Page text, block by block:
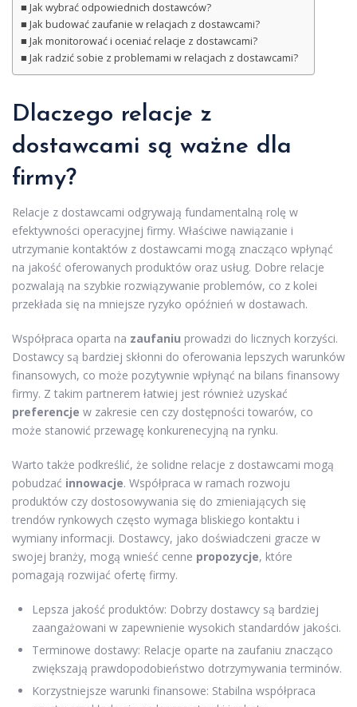
Jak wybrać odpowiednich dostawców?
Jak budować zaufanie w relacjach z dostawcami?
Jak monitorować i oceniać relacje z dostawcami?
Jak radzić sobie z problemami w relacjach z dostawcami?
Dlaczego relacje z
dostawcami są ważne dla
firmy?
Relacje z dostawcami odgrywają fundamentalną rolę w
efektywności operacyjnej firmy. Właściwe nawiązanie i
utrzymanie kontaktów z dostawcami mogą znacząco wpłynąć
na jakość oferowanych produktów oraz usług. Dobre relacje
pozwalają na szybkie rozwiązywanie problemów, co z kolei
przekłada się na mniejsze ryzyko opóźnień w dostawach.
Współpraca oparta na zaufaniu prowadzi do licznych korzyści.
Dostawcy są bardziej skłonni do oferowania lepszych warunków
finansowych, co może pozytywnie wpłynąć na bilans finansowy
firmy. Z takim partnerem łatwiej jest również uzyskać
preferencje w zakresie cen czy dostępności towarów, co
może stanowić przewagę konkurenecyjną na rynku.
Warto także podkreślić, że solidne relacje z dostawcami mogą
pobudzać innowacje. Współpraca w ramach rozwoju
produktów czy dostosowywania się do zmieniających się
trendów rynkowych często wymaga bliskiego kontaktu i
wymiany informacji. Dostawcy, jako doświadczeni gracze w
swojej branży, mogą wnieść cenne propozycje, które
pomagają rozwijać ofertę firmy.
Lepsza jakość produktów: Dobrzy dostawcy są bardziej
zaangażowani w zapewnienie wysokich standardów jakości.
Terminowe dostawy: Relacje oparte na zaufaniu znacząco
zwiększają prawdopodobieństwo dotrzymywania terminów.
Korzystniejsze warunki finansowe: Stabilna współpraca